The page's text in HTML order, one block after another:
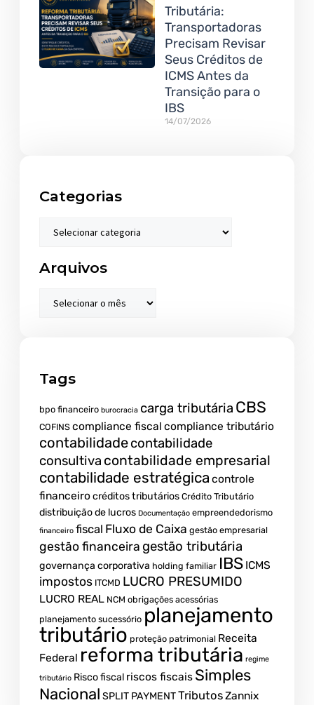
Tributária:
Transportadoras
Precisam Revisar
Seus Créditos de
ICMS Antes da
Transição para o
IBS
14/07/2026
Categorias
Arquivos
Tags
bpo financeiro burocracia carga tributária CBS
COFINS compliance fiscal compliance tributário
contabilidadecontabilidade
consultiva contabilidade empresarial
contabilidade estratégica controle
financeirocréditos tributários Crédito Tributário
distribuição de lucros Documentação empreendedorismo
financeiro fiscal Fluxo de Caixa gestão empresarial
gestão financeira gestão tributária
governança corporativa holding familiar IBS ICMS
impostos ITCMD LUCRO PRESUMIDO
LUCRO REAL NCM obrigações acessórias
planejamento sucessório planejamento
tributário proteção patrimonial Receita
Federal reforma tributária regime
tributário Risco fiscal riscos fiscais Simples
Nacional SPLIT PAYMENTTributosZannix